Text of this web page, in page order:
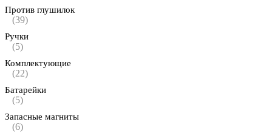
Против глушилок
(39)
Ручки
(5)
Комплектующие
(22)
Батарейки
(5)
Запасные магниты
(6)